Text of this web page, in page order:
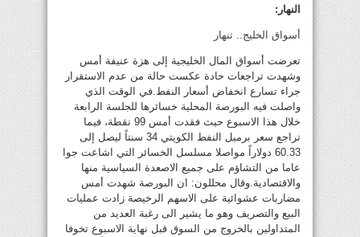
النهار:
أسواق الخليج.. تنهار
تعرضت أسواق المال الخليجية إلى هزة عنيفة أمس
وشهدت تراجعات حادة عكست حالة من عدم الاستقرار
جراء تسارع انخفاض أسعار النفط.في الوقت الذي
واصلت فيه البورصة المحلية خسائرها للجلسة الرابعة
خلال هذا الاسبوع حيث فقدت أمس 99 نقطة، فيما
تراجع سعر برميل النفط الكويتي 34 سنتاً ليصل إلى
60.33 دولاراً مواصلا مسلسل الخسائر التي اشاعت جوا
عاما من التشاؤم على جميع الاصعدة السياسية منها
والاقتصادية.وقال محللون: ان البورصة شهدت أمس
مضاربات عشوائية على الاسهم الرخيصة زادت عمليات
البيع والتصريف وهو ما يشير الى رغبة العديد من
المتداولين بالخروج من السوق قبل نهاية الاسبوع تخوفا